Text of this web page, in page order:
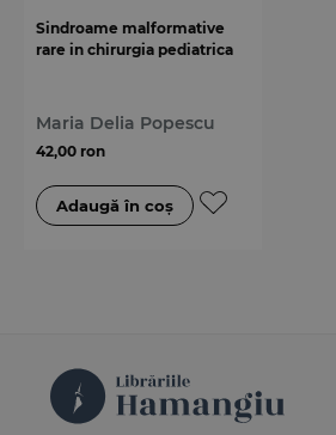
Sindroame malformative
rare in chirurgia pediatrica
Maria Delia Popescu
42,00 ron